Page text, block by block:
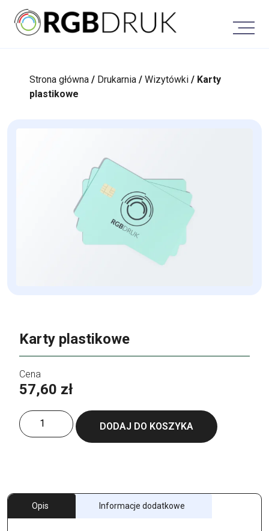
content
Strona główna / Drukarnia /Wizytówki / Karty
plastikowe
Karty plastikowe
57,60 zł
ilość
Karty
DODAJ DO KOSZYKA
Opis Informacje dodatkowe